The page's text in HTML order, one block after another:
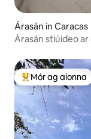
Árasán in Caracas
Árasán stiúideo ar
An-mhór ag
Mór ag aíonna